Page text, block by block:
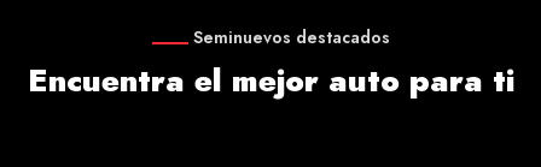
Seminuevos destacados
Encuentra el mejor auto para ti